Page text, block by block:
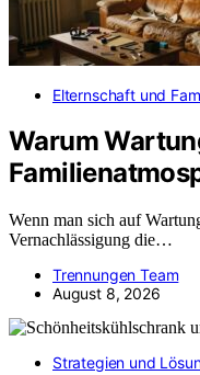
Elternschaft und
Warum
Wenn man sich auf
Vernachlässigung die…
Trennungen Team
August 8, 2026
Strategien und